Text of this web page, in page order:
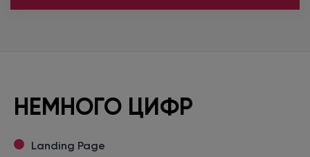
НЕМНОГО ЦИФР
Landing Page